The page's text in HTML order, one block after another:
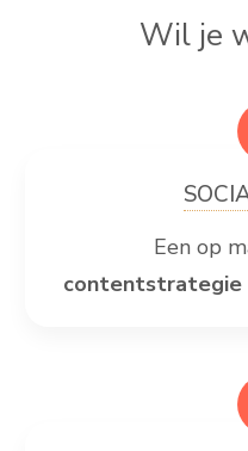
Wil je
Een op
contentstrategie